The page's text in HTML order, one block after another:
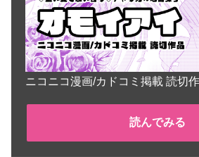
ニコニコ漫画/カドコミ掲載 読切
読んでみる